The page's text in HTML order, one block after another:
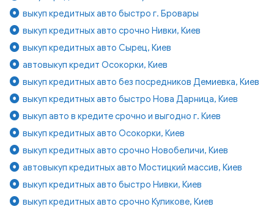
выкуп кредитных авто быстро г. Бровары
выкуп кредитных авто срочно Нивки, Киев
выкуп кредитных авто Сырец, Киев
автовыкуп кредит Осокорки, Киев
выкуп кредитных авто без посредников Демиевка, Киев
выкуп кредитных авто быстро Нова Дарница, Киев
выкуп авто в кредите срочно и выгодно г. Киев
выкуп кредитных авто Осокорки, Киев
выкуп кредитных авто срочно Новобеличи, Киев
автовыкуп кредитных авто Мостицкий массив, Киев
выкуп кредитных авто быстро Нивки, Киев
выкуп кредитных авто срочно Куликове, Киев